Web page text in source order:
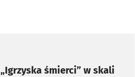
śmierci” w skali